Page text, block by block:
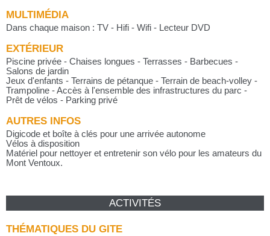
MULTIMÉDIA
Dans chaque maison : TV - Hifi - Wifi - Lecteur DVD
EXTÉRIEUR
Piscine privée - Chaises longues - Terrasses - Barbecues -
Salons de jardin
Jeux d'enfants - Terrains de pétanque - Terrain de beach-volley -
Trampoline - Accès à l'ensemble des infrastructures du parc -
Prêt de vélos - Parking privé
AUTRES INFOS
Digicode et boîte à clés pour une arrivée autonome
Vélos à disposition
Matériel pour nettoyer et entretenir son vélo pour les amateurs du
Mont Ventoux.
ACTIVITÉS
THÉMATIQUES DU GITE